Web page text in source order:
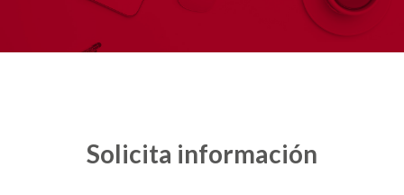
Solicita información